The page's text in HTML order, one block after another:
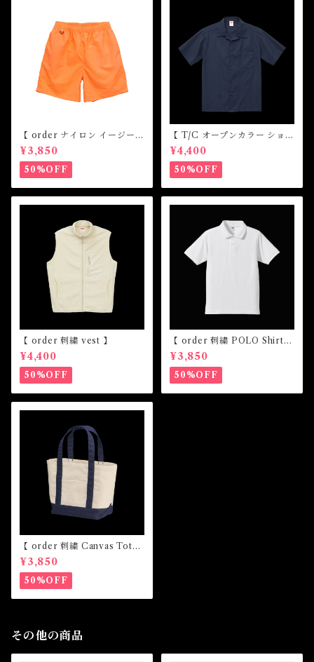
【 order ナイロン イージー
ショーツ】
¥3,850
50%OFF
【 T/C オープンカラー ショー
トスリーブ シャツ 】
¥4,400
50%OFF
【 order 刺繍 vest 】
¥4,400
50%OFF
【 order 刺繍 POLO Shirt
】
¥3,850
50%OFF
【 order 刺繍 Canvas Tote
bag】
¥3,850
50%OFF
その他の商品